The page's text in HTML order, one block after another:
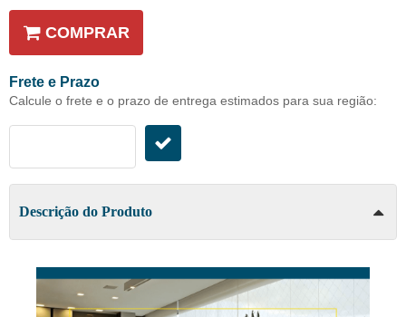
COMPRAR
Frete e Prazo
Calcule o frete e o prazo de entrega estimados para sua região:
Descrição do Produto